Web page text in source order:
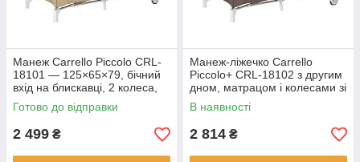
Манеж Carrello Piccolo CRL-
18101 — 125×65×79, бічний
вхід на блискавці, 2 колеса,
сумка для перенесення
Готово до відправки
2 499 ₴
Манеж-ліжечко Carrello
Piccolo+ CRL-18102 з другим
дном, матрацом і колесами зі
стопором
В наявності
2 814 ₴